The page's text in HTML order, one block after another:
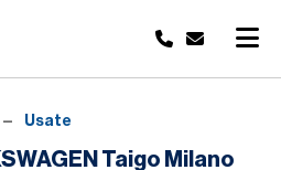
Taigo Milano
Usate